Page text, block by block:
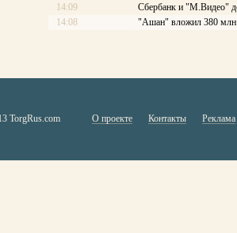
14:09
Сбербанк и "М.Видео"
14:08
"Ашан" вложил 380 млн
TorgRus.com О проекте Контакты Реклама